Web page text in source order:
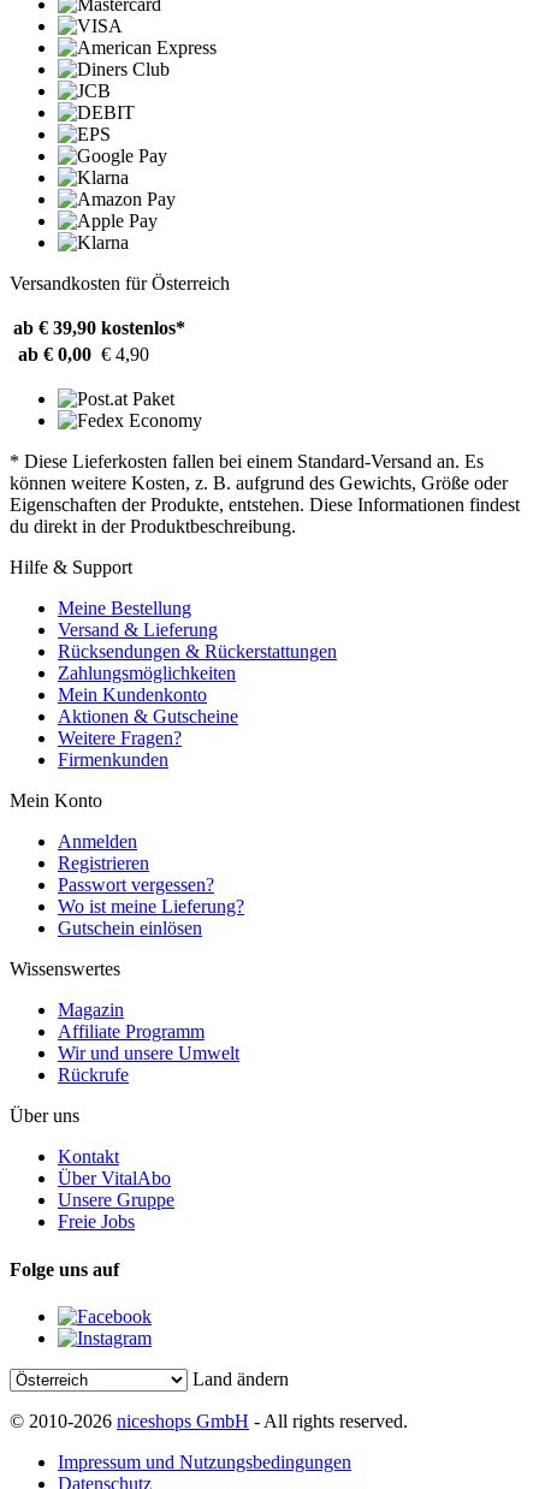
Versandkosten für Österreich
ab € 39,90 kostenlos*
ab € 0,00 € 4,90
* Diese Lieferkosten fallen bei einem Standard-Versand an. Es
können weitere Kosten, z. B. aufgrund des Gewichts, Größe oder
Eigenschaften der Produkte, entstehen. Diese Informationen findest
du direkt in der Produktbeschreibung.
Hilfe & Support
Meine Bestellung
Versand & Lieferung
Rücksendungen & Rückerstattungen
Zahlungsmöglichkeiten
Mein Kundenkonto
Aktionen & Gutscheine
Weitere Fragen?
Firmenkunden
Mein Konto
Anmelden
Registrieren
Passwort vergessen?
Wo ist meine Lieferung?
Gutschein einlösen
Wissenswertes
Magazin
Affiliate Programm
Wir und unsere Umwelt
Rückrufe
Über uns
Kontakt
Über VitalAbo
Unsere Gruppe
Freie Jobs
Folge uns auf
Land ändern
© 2010-2026 niceshops GmbH - All rights reserved.
Impressum und Nutzungsbedingungen
Datenschutz